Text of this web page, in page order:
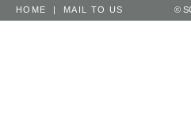
HOME | MAIL TO US ©